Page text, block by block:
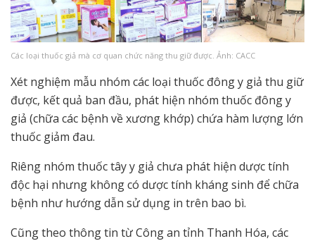
Các loại thuốc giả mà cơ quan chức năng thu giữ được. Ảnh: CACC
Xét nghiệm mẫu nhóm các loại thuốc đông y giả thu giữ
được, kết quả ban đầu, phát hiện nhóm thuốc đông y
giả (chữa các bệnh về xương khớp) chứa hàm lượng lớn
thuốc giảm đau.
Riêng nhóm thuốc tây y giả chưa phát hiện dược tính
độc hại nhưng không có dược tính kháng sinh để chữa
bệnh như hướng dẫn sử dụng in trên bao bì.
Cũng theo thông tin từ Công an tỉnh Thanh Hóa, các